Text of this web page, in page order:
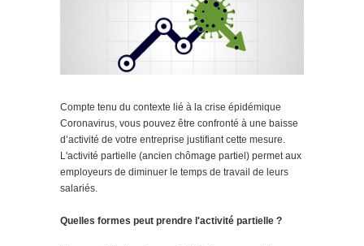
Compte tenu du contexte lié à la crise épidémique
Coronavirus, vous pouvez être confronté à une baisse
d’activité de votre entreprise justifiant cette mesure.
L'activité partielle (ancien chômage partiel) permet aux
employeurs de diminuer le temps de travail de leurs
salariés.
Quelles formes peut prendre l'activité partielle ?